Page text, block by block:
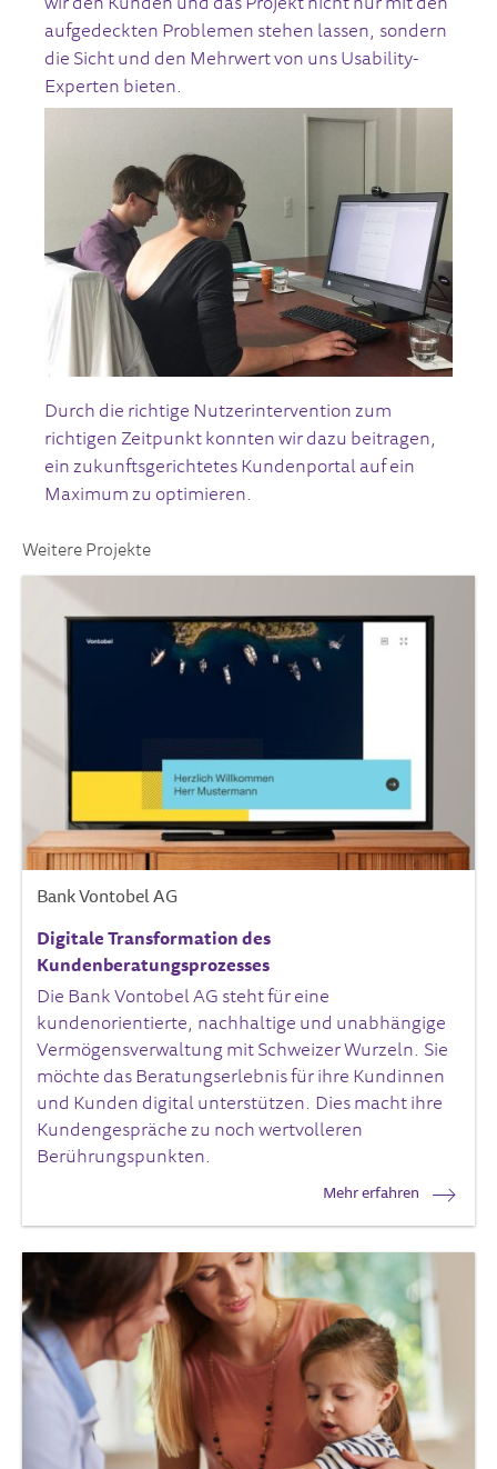
wir den Kunden und das Projekt nicht nur mit den
aufgedeckten Problemen stehen lassen, sondern
die Sicht und den Mehrwert von uns Usability-
Experten bieten.
Durch die richtige Nutzerintervention zum
richtigen Zeitpunkt konnten wir dazu beitragen,
ein zukunftsgerichtetes Kundenportal auf ein
Maximum zu optimieren.
Weitere Projekte
Bank Vontobel AG
Digitale Transformation des
Kundenberatungsprozesses
Die Bank Vontobel AG steht für eine
kundenorientierte, nachhaltige und unabhängige
Vermögensverwaltung mit Schweizer Wurzeln. Sie
möchte das Beratungserlebnis für ihre Kundinnen
und Kunden digital unterstützen. Dies macht ihre
Kundengespräche zu noch wertvolleren
Berührungspunkten.
Mehr erfahren